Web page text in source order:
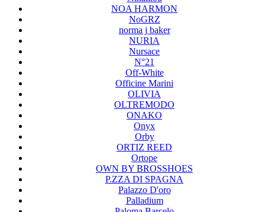
NOA HARMON
NoGRZ
norma j baker
NURIA
Nursace
N°21
Off-White
Officine Marini
OLIVIA
OLTREMODO
ONAKO
Onyx
Orby
ORTIZ REED
Ortope
OWN BY BROSSHOES
P.ZZA DI SPAGNA
Palazzo D'oro
Palladium